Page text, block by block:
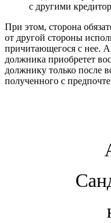
с другими
При этом, сторона
от другой стороны
причитающегося с нее. А
должника приобретет
должнику только после
полученного с